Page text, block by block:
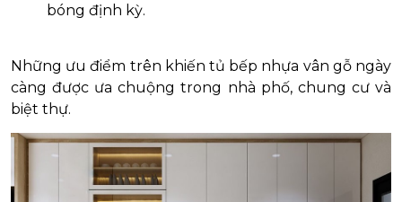
bóng định kỳ.
Những ưu điểm trên khiến tủ bếp nhựa vân gỗ ngày
càng được ưa chuộng trong nhà phố, chung cư và
biệt thự.